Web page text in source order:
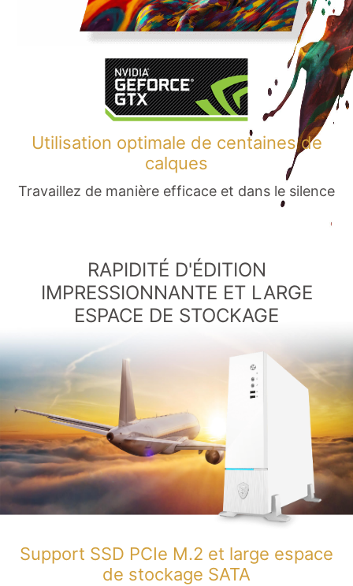
Utilisation optimale de centaines de
calques
Travaillez de manière efficace et dans le silence
RAPIDITÉ D'ÉDITION
IMPRESSIONNANTE ET LARGE
ESPACE DE STOCKAGE
Support SSD PCIe M.2 et large espace
de stockage SATA